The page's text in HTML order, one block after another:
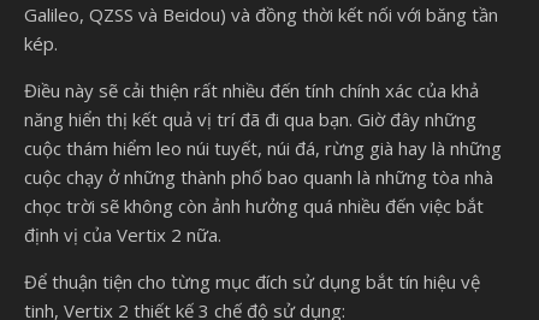
Galileo, QZSS và Beidou) và đồng thời kết nối với băng tần
kép.
Điều này sẽ cải thiện rất nhiều đến tính chính xác của khả
năng hiển thị kết quả vị trí đã đi qua bạn. Giờ đây những
cuộc thám hiểm leo núi tuyết, núi đá, rừng già hay là những
cuộc chạy ở những thành phố bao quanh là những tòa nhà
chọc trời sẽ không còn ảnh hưởng quá nhiều đến việc bắt
định vị của Vertix 2 nữa.
Để thuận tiện cho từng mục đích sử dụng bắt tín hiệu vệ
tinh, Vertix 2 thiết kế 3 chế độ sử dụng: